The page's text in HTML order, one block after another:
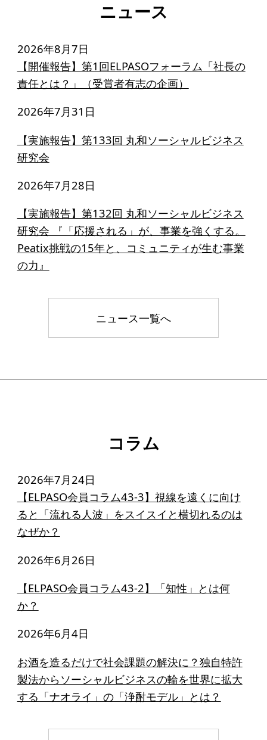
ニュース
2026年8月7日
【開催報告】第1回ELPASOフォーラム「社長の
責任とは？」（受賞者有志の企画）
2026年7月31日
【実施報告】第133回 丸和ソーシャルビジネス
研究会
2026年7月28日
【実施報告】第132回 丸和ソーシャルビジネス
研究会 『「応援される」が、事業を強くする。
Peatix挑戦の15年と、コミュニティが生む事業
の力』
ニュース一覧へ
コラム
2026年7月24日
【ELPASO会員コラム43-3】視線を遠くに向け
ると「流れる人波」をスイスイと横切れるのは
なぜか？
2026年6月26日
【ELPASO会員コラム43-2】「知性」とは何
か？
2026年6月4日
お酒を造るだけで社会課題の解決に？独自特許
製法からソーシャルビジネスの輪を世界に拡大
する「ナオライ」の「浄酎モデル」とは？